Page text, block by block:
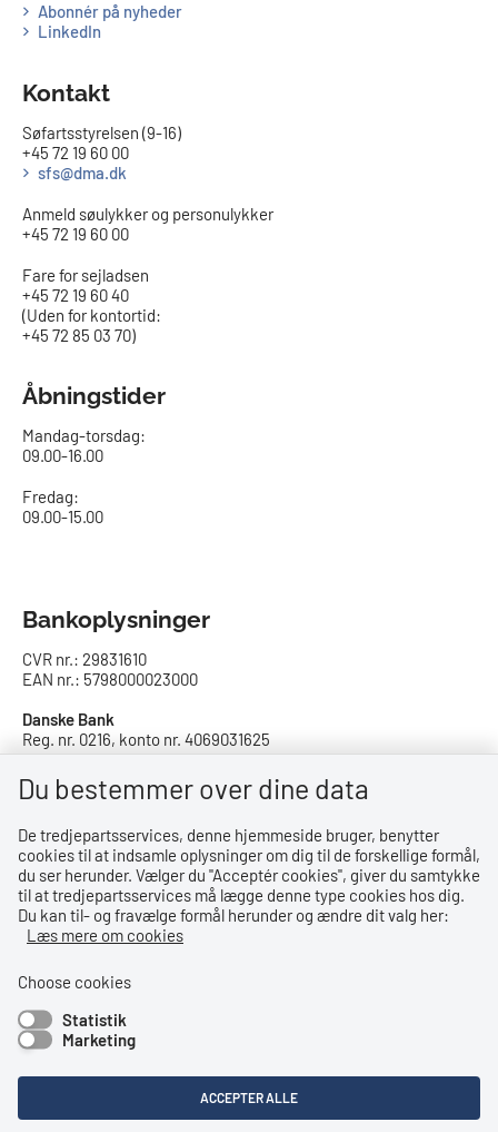
Abonnér på nyheder
LinkedIn
Kontakt
Søfartsstyrelsen (9-16)
+45 72 19 60 00
sfs@dma.dk
Anmeld søulykker og personulykker
+45 72 19 60 00
Fare for sejladsen
+45 72 19 60 40
(Uden for kontortid:
+45 72 85 03 70)
Åbningstider
Mandag-torsdag:
09.00-16.00​
Fredag:
09.00-15.00
Bankoplysninger
CVR nr.: 29831610
EAN nr.: 5798000023000
Danske Bank
Reg. nr. 0216, konto nr. 4069031625
IBAN: DK8402164069031625
SWIFT: DABADKKK
Privatlivspolitik
Privatlivspolitik
Tilgængelighedserklæring
Bemærk!
Dette indhold kræver cookies for at blive vist korrekt.
LÆS MERE OM COOKIES
Du bestemmer over dine data
De tredjepartsservices, denne hjemmeside bruger, benytter
cookies til at indsamle oplysninger om dig til de forskellige formål,
du ser herunder. Vælger du ''Acceptér cookies'', giver du samtykke
til at tredjepartsservices må lægge denne type cookies hos dig.
Du kan til- og fravælge formål herunder og ændre dit valg her:
Læs mere om cookies
Choose cookies
Statistik
Marketing
ACCEPTER ALLE